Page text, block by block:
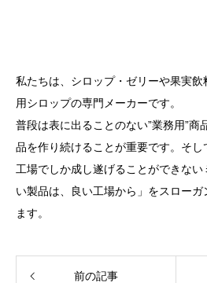
私たちは、シロップ・ゼリーや果実
用シロップの専門メーカーです。
普段は表に出ることのない”業務用”商
品を作り続けることが重要です。そし
工場でしか成し遂げることができな
い製品は、良い工場から」をスロー
ます。
前の記事